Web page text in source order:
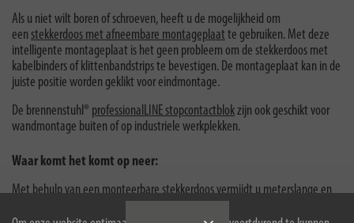
Als u niet wilt boren of schroeven, heeft u de mogelijkheid om
een stekkerdoos met afneembare montageplaat te gebruiken. Met deze
intelligente montageplaat is het geen probleem om de stekkerdoos met
kabelbinders of klittenbandstrips te bevestigen. De montageplaat kan in de
juiste positie worden geklikt voor eindmontage.
De brennenstuhl® professionalLINE stopcontactblokzijn ook geschikt voor
wandmontage buiten of op industriele werkplekken.
Waar komt het komt op neer:
Met behulp van een monteerbare stekkerdoos vermijdt u meterslange en
overtollige chaos aan kabels op de vloer en verminderd u daarmee ook alle